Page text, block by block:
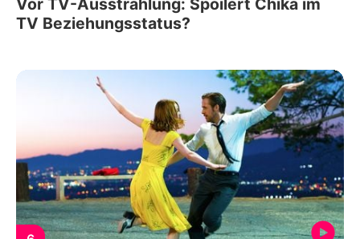
Vor TV-Ausstrahlung: Spoilert Chika im
TV Beziehungsstatus?